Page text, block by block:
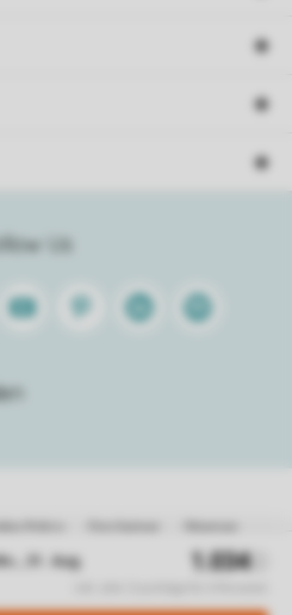
Us
Youtube PinterestLinkedinSpotify
Roompot